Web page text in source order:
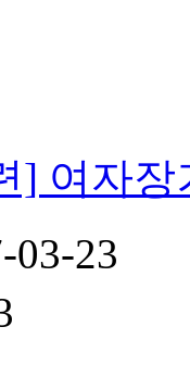
] 여자장
03-23